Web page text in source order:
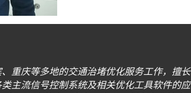
重庆等多地的交通治堵优化服务工作，擅长
主流信号控制系统及相关优化工具软件的应